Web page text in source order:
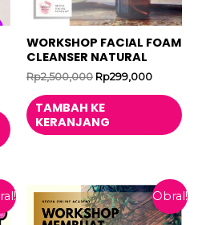
WORKSHOP FACIAL FOAM
CLEANSER NATURAL
Rp2,500,000 Harga
adalah:
Rp2,500,000.
Rp299,000Harga
adalah:
TAMBAH KE
KERANJANG
Obral!